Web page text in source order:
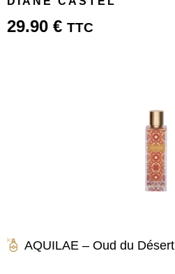
29.90 € TTC
AQUILAE – Oud du Désert